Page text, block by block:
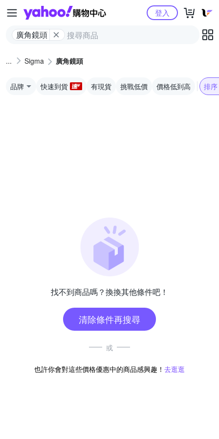
Yahoo購物中心
廣角鏡頭
登入
Sigma 廣角鏡頭
品牌 快速到貨 有現貨 挑戰低價 價格低到高 排序
找不到商品嗎？換換其他條件吧！
清除條件再搜尋
或
也許你會對這些價格優惠中的商品感興趣！ 去逛逛